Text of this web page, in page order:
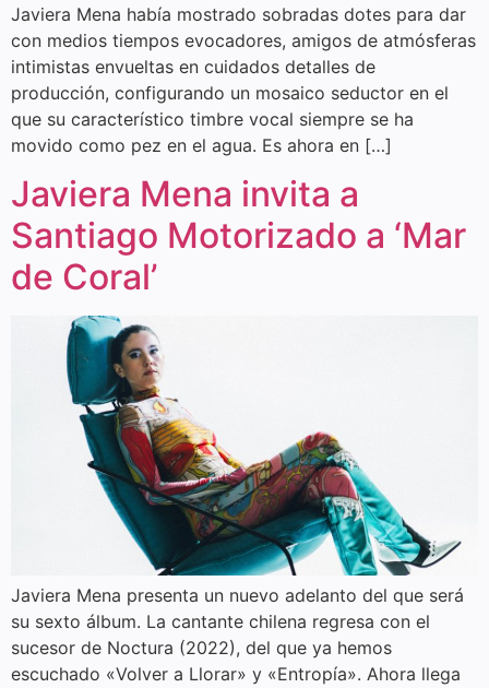
Javiera Mena había mostrado sobradas dotes para dar
con medios tiempos evocadores, amigos de atmósferas
intimistas envueltas en cuidados detalles de
producción, configurando un mosaico seductor en el
que su característico timbre vocal siempre se ha
movido como pez en el agua. Es ahora en […]
Javiera Mena invita a
Santiago Motorizado a ‘Mar
de Coral’
Javiera Mena presenta un nuevo adelanto del que será
su sexto álbum. La cantante chilena regresa con el
sucesor de Noctura (2022), del que ya hemos
escuchado «Volver a Llorar» y «Entropía». Ahora llega